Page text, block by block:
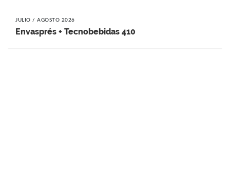
JULIO / AGOSTO 2026
Envasprés + Tecnobebidas 410